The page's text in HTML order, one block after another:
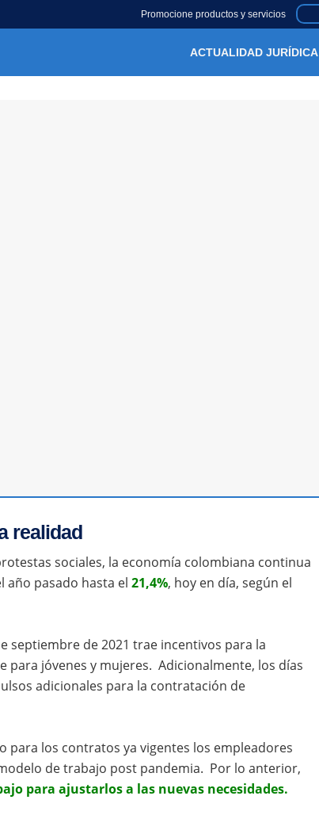
Promocione productos y servicios
ACTUALIDAD JURÍDICA
realidad
sociales, la economía colombiana continua
año pasado hasta el 21,4%, hoy en día, según el
septiembre de 2021 trae incentivos para la
para jóvenes y mujeres. Adicionalmente, los días
adicionales para la contratación de
los contratos ya vigentes los empleadores
de trabajo post pandemia. Por lo anterior,
para ajustarlos a las nuevas necesidades.